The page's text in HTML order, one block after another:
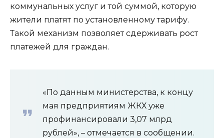
коммунальных услуг и той суммой, которую
жители платят по установленному тарифу.
Такой механизм позволяет сдерживать рост
платежей для граждан.
«По данным министерства, к концу
мая предприятиям ЖКХ уже
профинансировали 3,07 млрд
рублей», – отмечается в сообщении.